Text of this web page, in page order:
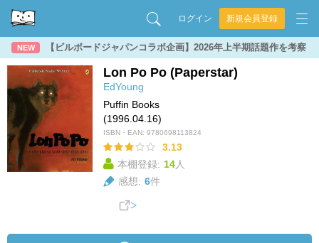
ログイン 新規会員登録
NEW 【ビルボードジャパンコラボ企画】2026年上半期話題作を考察
Lon Po Po (Paperstar)
EdYoung
Puffin Books
(1996.04.16)
ISBN・EAN: 9780698113824
3.13
本棚登録: 14人
感想: 6件